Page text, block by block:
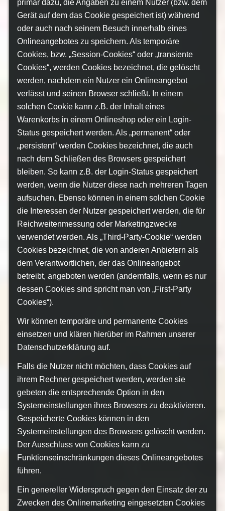
primär dazu, die Angaben zu einem Nutzer (bzw. dem
Gerät auf dem das Cookie gespeichert ist) während
oder auch nach seinem Besuch innerhalb eines
Onlineangebotes zu speichern. Als temporäre
Cookies, bzw. „Session-Cookies“ oder „transiente
Cookies“, werden Cookies bezeichnet, die gelöscht
werden, nachdem ein Nutzer ein Onlineangebot
verlässt und seinen Browser schließt. In einem
solchen Cookie kann z.B. der Inhalt eines
Warenkorbs in einem Onlineshop oder ein Login-
Status gespeichert werden. Als „permanent“ oder
„persistent“ werden Cookies bezeichnet, die auch
nach dem Schließen des Browsers gespeichert
bleiben. So kann z.B. der Login-Status gespeichert
werden, wenn die Nutzer diese nach mehreren Tagen
aufsuchen. Ebenso können in einem solchen Cookie
die Interessen der Nutzer gespeichert werden, die für
Reichweitenmessung oder Marketingzwecke
verwendet werden. Als „Third-Party-Cookie“ werden
Cookies bezeichnet, die von anderen Anbietern als
dem Verantwortlichen, der das Onlineangebot
betreibt, angeboten werden (andernfalls, wenn es nur
dessen Cookies sind spricht man von „First-Party
Cookies“).
Wir können temporäre und permanente Cookies
einsetzen und klären hierüber im Rahmen unserer
Datenschutzerklärung auf.
Falls die Nutzer nicht möchten, dass Cookies auf
ihrem Rechner gespeichert werden, werden sie
gebeten die entsprechende Option in den
Systemeinstellungen ihres Browsers zu deaktivieren.
Gespeicherte Cookies können in den
Systemeinstellungen des Browsers gelöscht werden.
Der Ausschluss von Cookies kann zu
Funktionseinschränkungen dieses Onlineangebotes
führen.
Ein genereller Widerspruch gegen den Einsatz der zu
Zwecken des Onlinemarketing eingesetzten Cookies